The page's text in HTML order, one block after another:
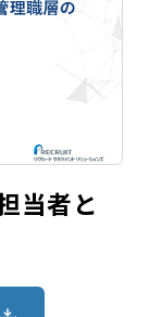
当者と